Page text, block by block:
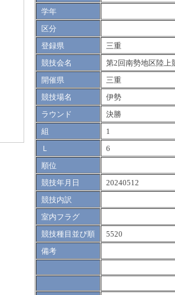
学年
区分
登録県
三重
競技会名
第2回南勢地区陸上
開催県
三重
競技場名
伊勢
ラウンド
決勝
組
1
Ｌ
6
順位
競技年月日
20240512
競技内訳
室内フラグ
競技種目並び順
5520
備考